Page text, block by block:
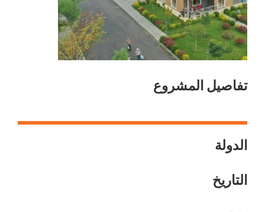
تفاصيل المشروع
الدولة
التاريخ